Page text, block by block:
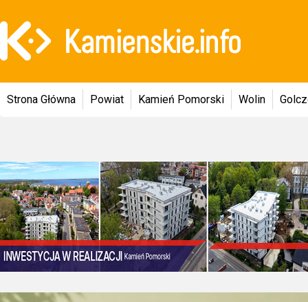
Strona Główna Powiat Kamień Pomorski Wolin